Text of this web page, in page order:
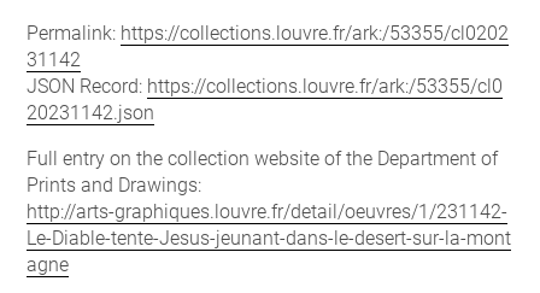
Permalink: https://collections.louvre.fr/ark:/53355/cl0202
31142
JSON Record: https://collections.louvre.fr/ark:/53355/cl0
20231142.json
Full entry on the collection website of the Department of
Prints and Drawings:
http://arts-graphiques.louvre.fr/detail/oeuvres/1/231142-
Le-Diable-tente-Jesus-jeunant-dans-le-desert-sur-la-mont
agne